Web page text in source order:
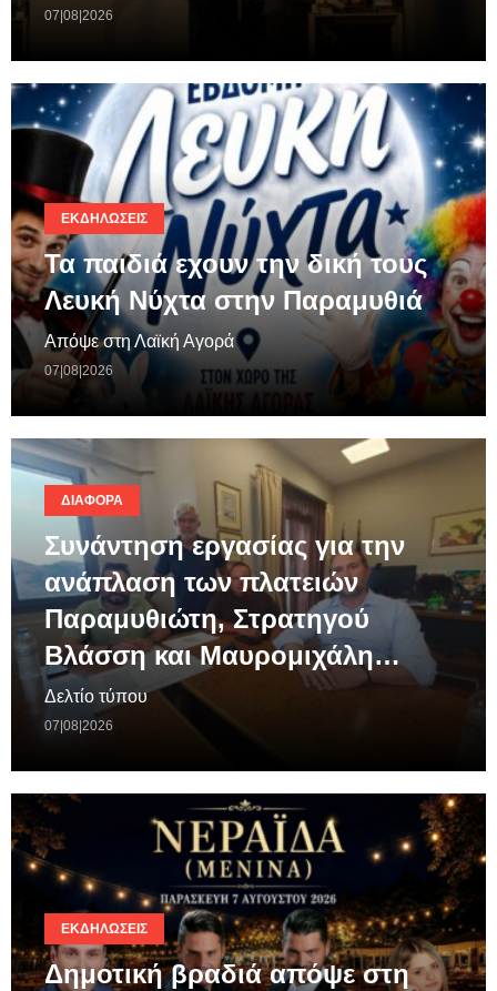
07|08|2026
ΕΚΔΗΛΏΣΕΙΣ
Τα παιδιά εχουν την δική τους
Λευκή Νύχτα στην Παραμυθιά
Απόψε στη Λαϊκή Αγορά
07|08|2026
ΔΙΆΦΟΡΑ
Συνάντηση εργασίας για την
ανάπλαση των πλατειών
Παραμυθιώτη, Στρατηγού
Βλάσση και Μαυρομιχάλη…
Δελτίο τύπου
07|08|2026
ΕΚΔΗΛΏΣΕΙΣ
Δημοτική βραδιά απόψε στη